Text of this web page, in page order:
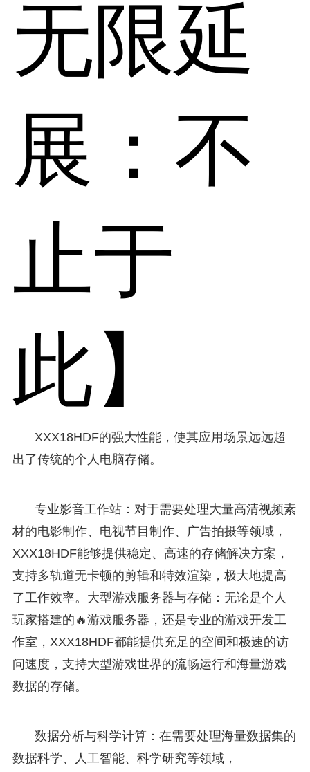
无限延
展：不
止于
此】
XXX18HDF的强大性能，使其应用场景远远超
出了传统的个人电脑存储。
专业影音工作站：对于需要处理大量高清视频素
材的电影制作、电视节目制作、广告拍摄等领域，
XXX18HDF能够提供稳定、高速的存储解决方案，
支持多轨道无卡顿的剪辑和特效渲染，极大地提高
了工作效率。大型游戏服务器与存储：无论是个人
玩家搭建的🔥游戏服务器，还是专业的游戏开发工
作室，XXX18HDF都能提供充足的空间和极速的访
问速度，支持大型游戏世界的流畅运行和海量游戏
数据的存储。
数据分析与科学计算：在需要处理海量数据集的
数据科学、人工智能、科学研究等领域，